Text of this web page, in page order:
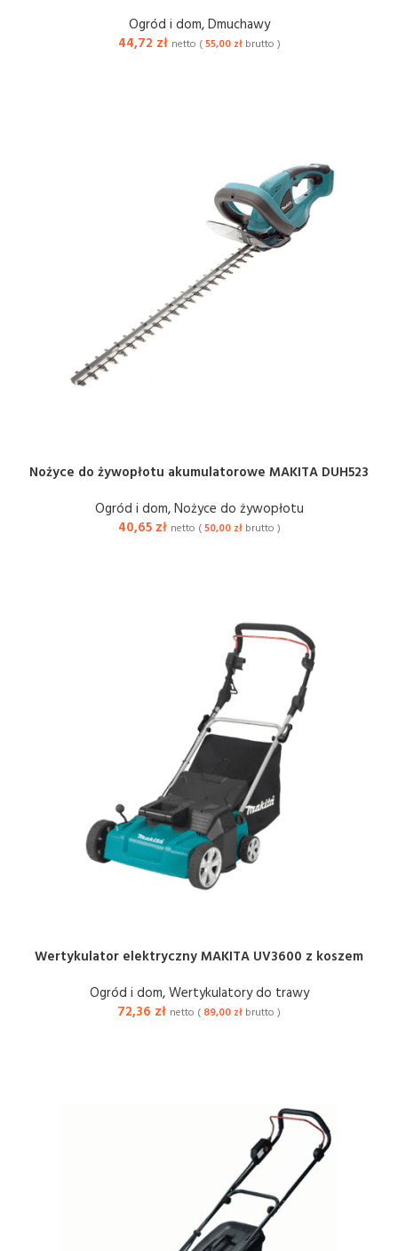
Ogród i dom,Dmuchawy
44,72 zł netto (55,00 złbrutto )
Nożyce do żywopłotu akumulatorowe MAKITA DUH523
Ogród i dom,Nożyce do żywopłotu
40,65 zł netto (50,00 złbrutto )
Wertykulator elektryczny MAKITA UV3600 z koszem
Ogród i dom,Wertykulatory do trawy
72,36 zł netto ( 89,00 zł brutto )